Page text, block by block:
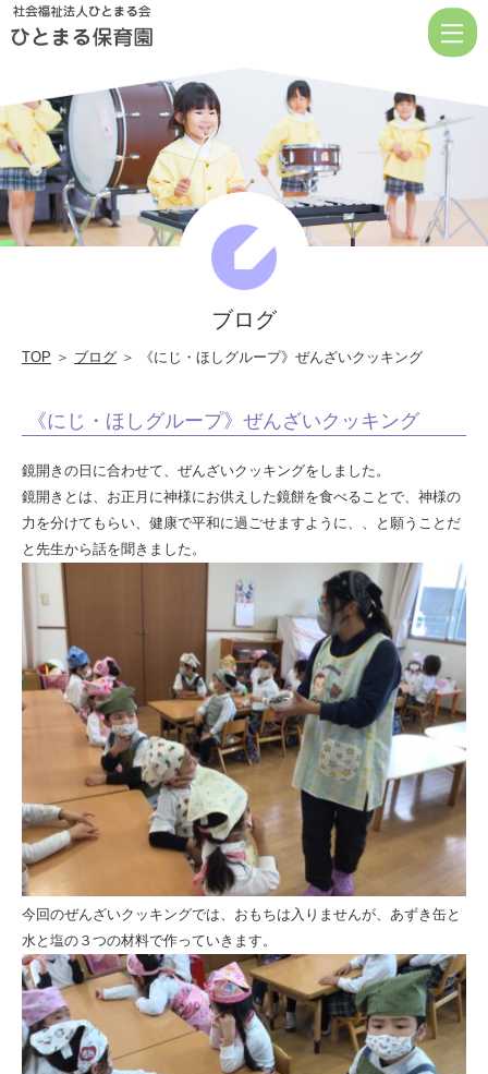
《に
じ・
ほ
し
グ
ル
ー
プ》
ざ
い
ク
ッ
キ
ン
社
会
福
祉
法
人
ひ
と
ま
る
会
ブログ
TOP ＞ ブログ ＞ 《にじ・ほしグループ》ぜんざいクッキング
《にじ・ほしグループ》ぜんざいクッキング
鏡開きの日に合わせて、ぜんざいクッキングをしました。
鏡開きとは、お正月に神様にお供えした鏡餅を食べることで、神様の
力を分けてもらい、健康で平和に過ごせますように、、と願うことだ
と先生から話を聞きました。
今回のぜんざいクッキングでは、おもちは入りませんが、あずき缶と
水と塩の３つの材料で作っていきます。